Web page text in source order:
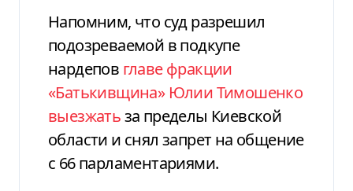
Напомним, что суд разрешил
подозреваемой в подкупе
нардепов главе фракции
«Батькивщина» Юлии Тимошенко
выезжатьза пределы Киевской
области и снял запрет на общение
с 66 парламентариями.